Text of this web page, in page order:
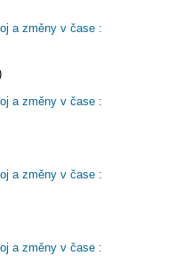
a změny v čase :
a změny v čase :
a změny v čase :
a změny v čase :